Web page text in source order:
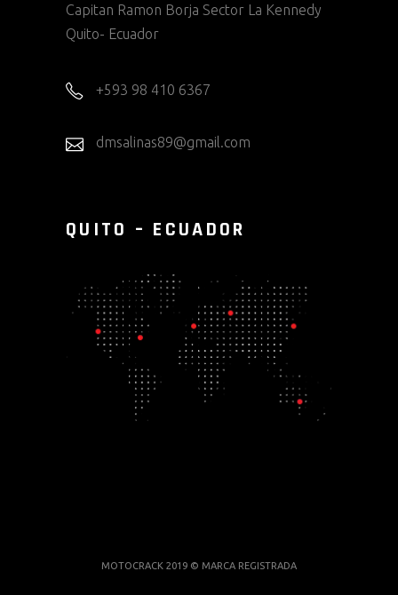
Capitan Ramon Borja Sector La Kennedy
Quito- Ecuador
+593 98 410 6367
dmsalinas89@gmail.com
QUITO – ECUADOR
MOTOCRACK 2019 © MARCA REGISTRADA